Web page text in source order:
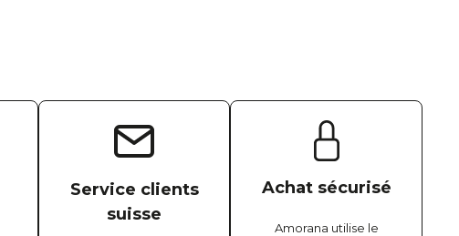
Service clients
suisse
Achat sécurisé
Amorana utilise le